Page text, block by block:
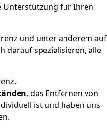
Unterstützung für Ihren
und unter anderem auf
darauf spezialisieren, alle
, das Entfernen von
ist und haben uns